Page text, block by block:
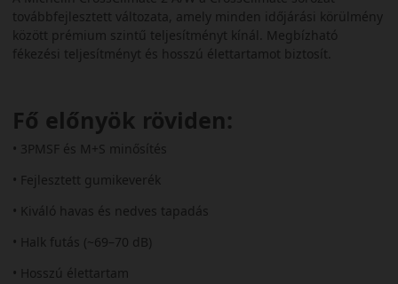
továbbfejlesztett változata, amely minden időjárási körülmény
között prémium szintű teljesítményt kínál. Megbízható
fékezési teljesítményt és hosszú élettartamot biztosít.
Fő előnyök röviden:
• 3PMSF és M+S minősítés
• Fejlesztett gumikeverék
• Kiváló havas és nedves tapadás
• Halk futás (~69–70 dB)
• Hosszú élettartam